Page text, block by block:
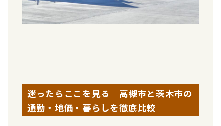
迷ったらここを見る｜高槻市と茨木市の
通勤・地価・暮らしを徹底比較